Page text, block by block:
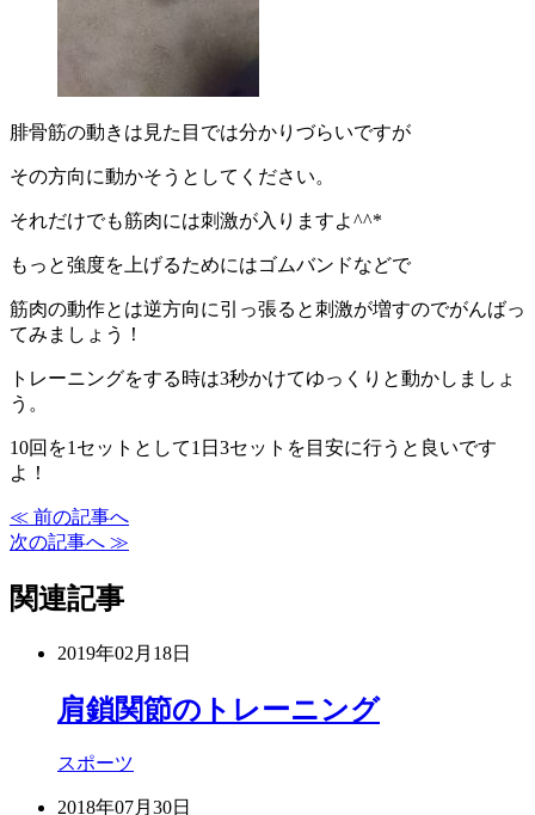
腓骨筋の動きは見た目では分かりづらいですが
その方向に動かそうとしてください。
それだけでも筋肉には刺激が入りますよ^^*
もっと強度を上げるためにはゴムバンドなどで
筋肉の動作とは逆方向に引っ張ると刺激が増すのでがんばっ
てみましょう！
トレーニングをする時は3秒かけてゆっくりと動かしましょ
う。
10回を1セットとして1日3セットを目安に行うと良いです
よ！
≪ 前の記事へ
次の記事へ ≫
関連記事
2019年02月18日
肩鎖関節のトレーニング
スポーツ
2018年07月30日